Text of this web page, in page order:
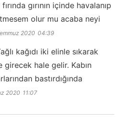
gırının içinde havalanıp
olur mu acaba neyi
2020 04:39
kağıdı iki elinle sıkarak
girecek hale gelir. Kabın
bastırdığında
2020 11:07